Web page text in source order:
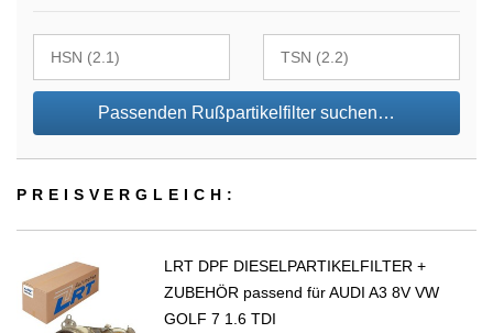
Passenden Rußpartikelfilter suchen…
PREIS­VER­GLEICH:
LRT DPF DIESELPARTIKELFILTER +
ZUBEHÖR passend für AUDI A3 8V VW
GOLF 7 1.6 TDI